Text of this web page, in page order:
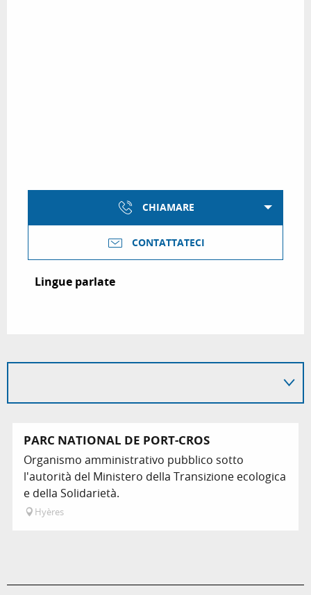
CHIAMARE
CONTATTATECI
Lingue parlate
Lingue parlate
PARC NATIONAL DE PORT-CROS
Organismo amministrativo pubblico sotto
l'autorità del Ministero della Transizione ecologica
e della Solidarietà.
Hyères